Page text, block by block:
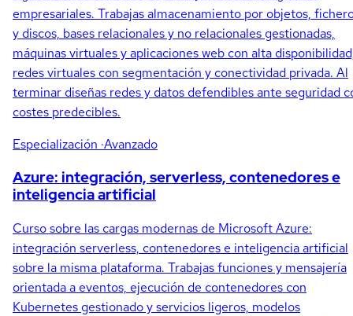
empresariales. Trabajas almacenamiento por objetos,
y discos, bases relacionales y no relacionales gestionadas,
máquinas virtuales y aplicaciones web con alta
redes virtuales con segmentación y conectividad privada. Al
terminar diseñas redes y datos defendibles ante seguridad
costes predecibles.
Especialización ·Avanzado
Azure: integración, serverless, contenedores e
inteligencia artificial
Curso sobre las cargas modernas de Microsoft Azure:
integración serverless, contenedores e inteligencia artificial
sobre la misma plataforma. Trabajas funciones y mensajería
orientada a eventos, ejecución de contenedores con
Kubernetes gestionado y servicios ligeros, modelos